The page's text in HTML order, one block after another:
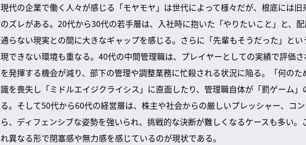
現代の企業で働く人々が感じる「モヤモヤ」は世代によって様々だが、根底には
のズレがある。20代から30代の若手層は、入社時に抱いた「やりたいこと」と、
通らない現実との間に大きなギャップを感じる。さらに「先輩もそうだった」と
現できない環境も重なる。40代の中間管理職は、プレイヤーとしての実績で評価
を発揮する機会が減り、部下の管理や調整業務に忙殺される状況に陥る。「何の
識を喪失し「ミドルエイジクライシス」に直面したり、管理職自体が「罰ゲーム
る。そして50代から60代の経営層は、株主や社会からの厳しいプレッシャー、コ
ら、ディフェンシブな姿勢を強いられ、挑戦的な決断が難しくなるケースも多い
れ異なる形で閉塞感や無力感を感じているのが現状である。